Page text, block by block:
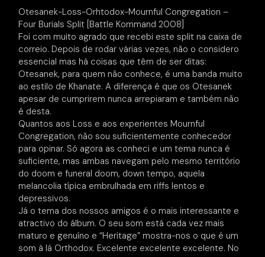
Otesanek-Loss-Orhtodox-Mournful Congregation –
Four Burials Split [Battle Kommand 2008]
Foi com muito agrado que recebi este split na caixa de
correio. Depois de rodar várias vezes, não o considero
essencial mas há coisas que têm de ser ditas:
Otesanek, para quem não conhece, é uma banda muito
ao estilo de Khanate. A diferença é que os Otesanek
apesar de cumprirem nunca arrepiaram e também não
é desta.
Quantos aos Loss e aos experientes Mournful
Congregation, não sou suficientemente conhecedor
para opinar. Só agora as conheci e um tema nunca é
suficiente, mas ambas navegam pelo mesmo território
do doom e funeral doom, down tempo, aquela
melancolia típica embrulhada em riffs lentos e
depressivos.
Já o tema dos nossos amigos é o mais interessante e
atractivo do álbum. O seu som está cada vez mais
maturo e genuíno e “Heritage” mostra-nos o que é um
som à lá Orthodox. Excelente excelente excelente. No